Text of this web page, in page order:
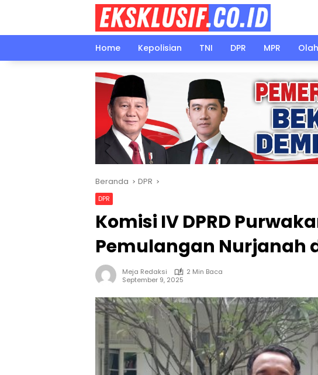
Home
Kepolisian TNI DPR MPR
Beranda DPR
DPR
Komisi IV DPRD
Pemulangan Nurjanah
Meja Redaksi
2 Min Baca
September 9, 2025